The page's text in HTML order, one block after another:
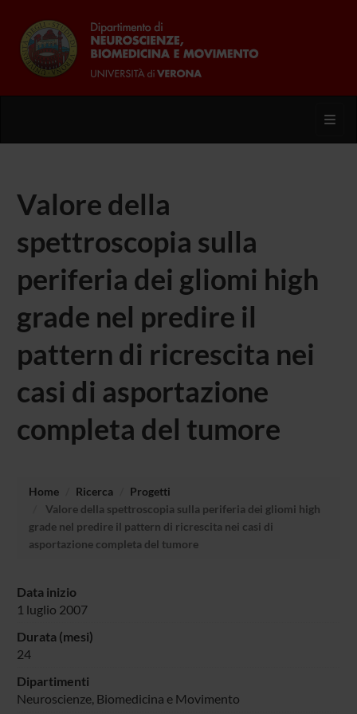
Valore della
spettroscopia sulla
periferia dei gliomi high
grade nel predire il
pattern di ricrescita nei
casi di asportazione
completa del tumore
Home Ricerca
Progetti
Valore della spettroscopia sulla periferia dei gliomi high
grade nel predire il pattern di ricrescita nei casi di
asportazione completa del tumore
Data inizio
1 luglio 2007
Durata (mesi)
24
Dipartimenti
Neuroscienze, Biomedicina e Movimento